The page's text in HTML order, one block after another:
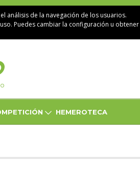
análisis de la navegación de los usuarios.
Puedes cambiar la configuración u obtener
HEMEROTECA